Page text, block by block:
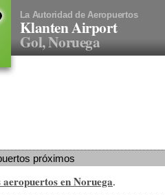
La Autoridad de Aeropuertos
Klanten Airport
Gol, Noruega
próximos
aeropuertos en Noruega.